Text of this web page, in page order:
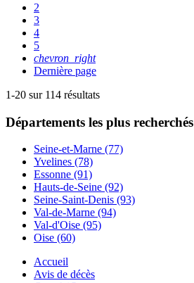
2
3
4
5
chevron_right
Dernière page
1-20 sur 114 résultats
Départements les plus recherchés
Seine-et-Marne (77)
Yvelines (78)
Essonne (91)
Hauts-de-Seine (92)
Seine-Saint-Denis (93)
Val-de-Marne (94)
Val-d'Oise (95)
Oise (60)
Accueil
Avis de décès